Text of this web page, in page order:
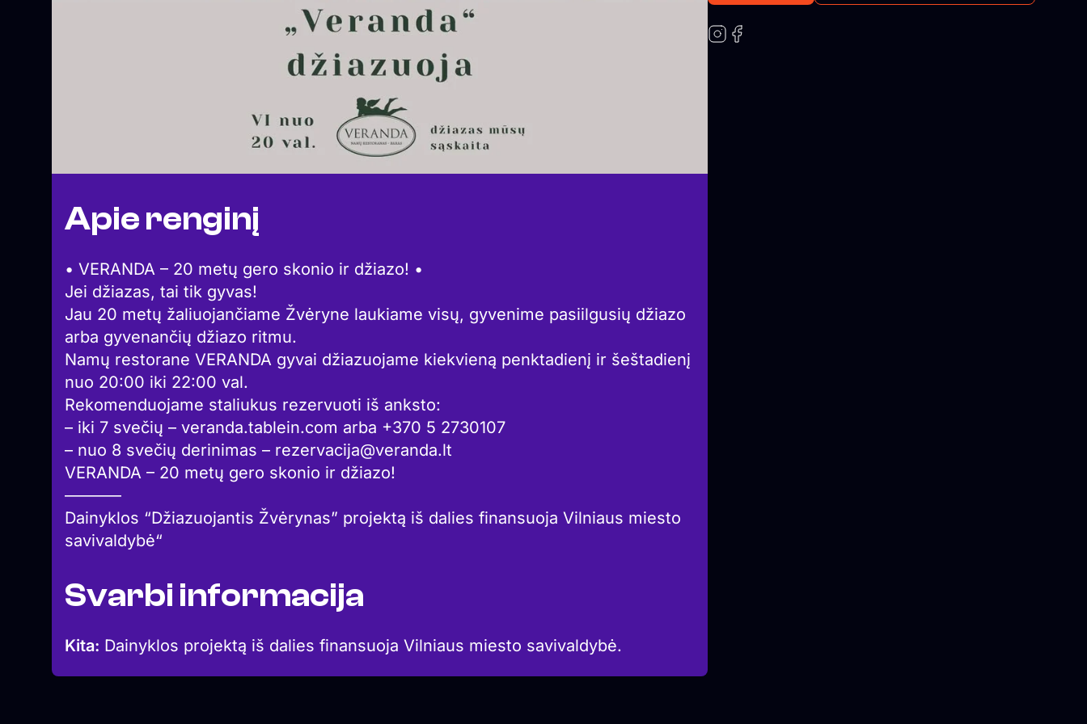
Apie renginį
• VERANDA – 20 metų gero skonio ir džiazo! •
Jei džiazas, tai tik gyvas!
Jau 20 metų žaliuojančiame Žvėryne laukiame visų, gyvenime pasiilgusių džiazo
arba gyvenančių džiazo ritmu.
Namų restorane VERANDA gyvai džiazuojame kiekvieną penktadienį ir šeštadienį
nuo 20:00 iki 22:00 val.
Rekomenduojame staliukus rezervuoti iš anksto:
– iki 7 svečių – veranda.tablein.com arba +370 5 2730107
– nuo 8 svečių derinimas – rezervacija@veranda.lt
VERANDA – 20 metų gero skonio ir džiazo!
———–
Dainyklos “Džiazuojantis Žvėrynas” projektą iš dalies finansuoja Vilniaus miesto
savivaldybė“
Svarbi informacija
Kita: Dainyklos projektą iš dalies finansuoja Vilniaus miesto savivaldybė.